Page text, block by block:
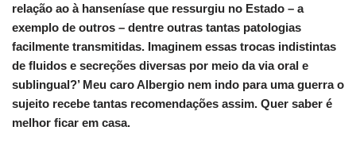
relação ao à hanseníase que ressurgiu no Estado – a
exemplo de outros – dentre outras tantas patologias
facilmente transmitidas. Imaginem essas trocas indistintas
de fluidos e secreções diversas por meio da via oral e
sublingual?’ Meu caro Albergio nem indo para uma guerra o
sujeito recebe tantas recomendações assim. Quer saber é
melhor ficar em casa.